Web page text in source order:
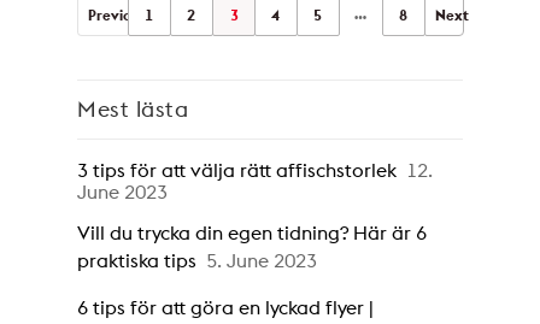
Previous 1 2 3 4 5 … 8 Next
Mest lästa
3 tips för att välja rätt affischstorlek 12.
June 2023
Vill du trycka din egen tidning? Här är 6
praktiska tips 5. June 2023
6 tips för att göra en lyckad flyer |